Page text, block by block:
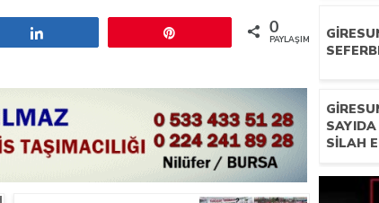
0
PAYLAŞIMLAR
SILAH